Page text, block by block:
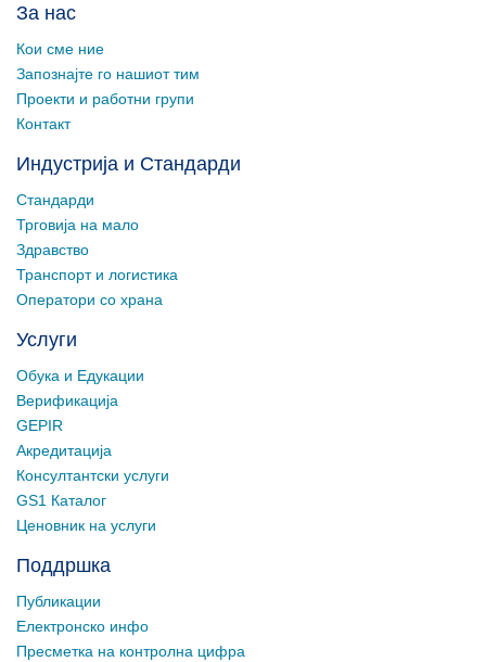
За нас
Кои сме ние
Запознајте го нашиот тим
Проекти и работни групи
Контакт
Индустрија и Стандарди
Стандарди
Трговија на мало
Здравство
Транспорт и логистика
Оператори со храна
Услуги
Обука и Едукации
Верификација
GEPIR
Акредитација
Консултантски услуги
GS1 Каталог
Ценовник на услуги
Поддршка
Публикации
Електронско инфо
Пресметка на контролна цифра